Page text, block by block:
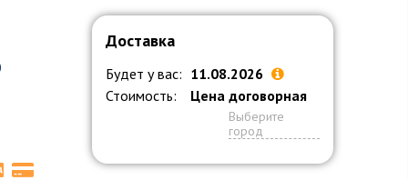
Доставка
Будет у вас: 11.08.2026
Стоимость:
Цена договорная
Выберите
город